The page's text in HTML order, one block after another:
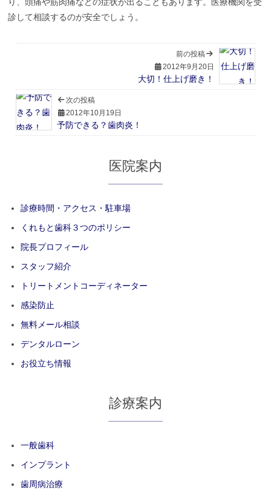
診して相談するのが安全でしょう。
前の投稿
2012年9月20日
大切！仕上げ磨き！
次の投稿
2012年10月19日
予防できる？歯肉炎！
医院案内
診療時間・アクセス・駐車場
くれもと歯科３つのポリシー
院長プロフィール
スタッフ紹介
トリートメントコーディネーター
感染防止
無料メール相談
デンタルローン
お役立ち情報
診療案内
一般歯科
インプラント
歯周病治療